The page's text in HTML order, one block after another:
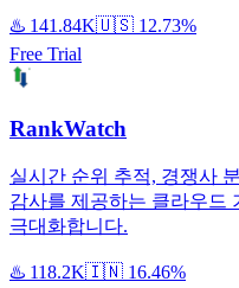
♨️ 141.84K🇺🇸 12.73%
Free Trial
RankWatch
실시간 순위 추적, 경쟁사
감사를 제공하는 클라우드
극대화합니다.
♨️ 118.2K🇮🇳 16.46%